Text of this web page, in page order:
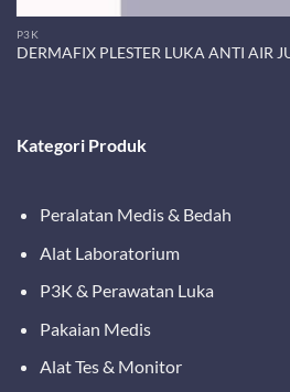
P3K
DERMAFIX PLESTER LUKA ANTI AIR
Kategori Produk
Peralatan Medis & Bedah
Alat Laboratorium
P3K & Perawatan Luka
Pakaian Medis
Alat Tes & Monitor